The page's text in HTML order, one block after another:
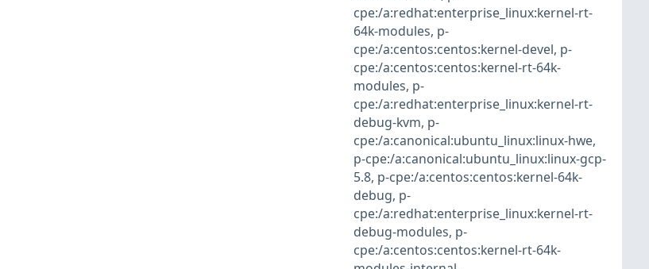
cpe:/a:redhat:enterprise_linux:kernel-rt-
64k-modules, p-
cpe:/a:centos:centos:kernel-devel, p-
cpe:/a:centos:centos:kernel-rt-64k-
modules, p-
cpe:/a:redhat:enterprise_linux:kernel-rt-
debug-kvm, p-
cpe:/a:canonical:ubuntu_linux:linux-hwe,
p-cpe:/a:canonical:ubuntu_linux:linux-gcp-
5.8, p-cpe:/a:centos:centos:kernel-64k-
debug, p-
cpe:/a:redhat:enterprise_linux:kernel-rt-
debug-modules, p-
cpe:/a:centos:centos:kernel-rt-64k-